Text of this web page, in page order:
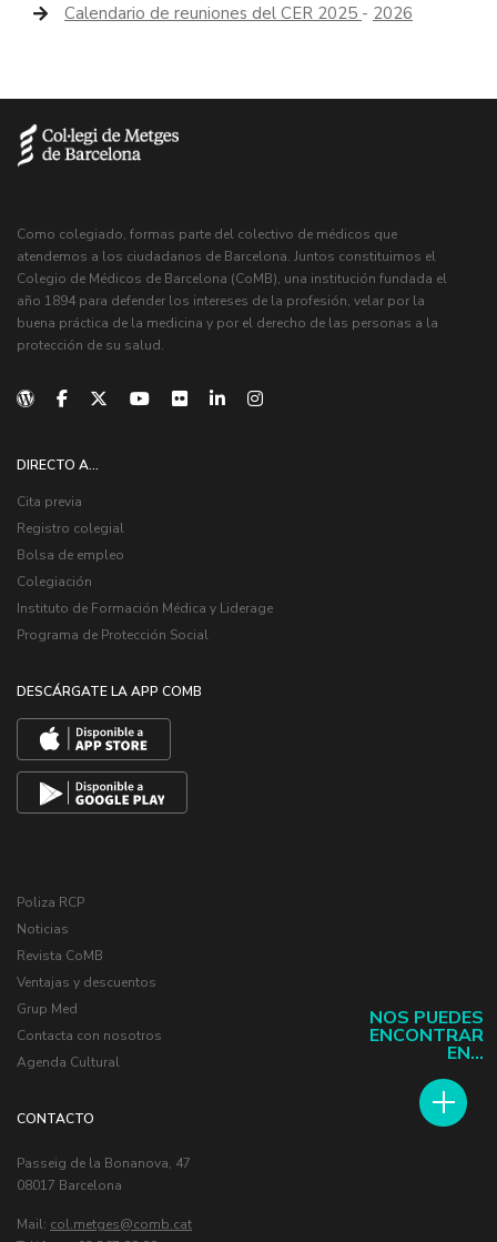
Calendario de reuniones del CER 2025 - 2026
NOS PUEDES
ENCONTRAR
EN...
Como colegiado, formas parte del colectivo de médicos que
atendemos a los ciudadanos de Barcelona. Juntos constituimos el
Colegio de Médicos de Barcelona (CoMB), una institución fundada el
año 1894 para defender los intereses de la profesión, velar por la
buena práctica de la medicina y por el derecho de las personas a la
protección de su salud.
DIRECTO A...
Cita previa
Registro colegial
Bolsa de empleo
Colegiación
Instituto de Formación Médica y Liderage
Programa de Protección Social
DESCÁRGATE LA APP COMB
Poliza RCP
Noticias
Revista CoMB
Ventajas y descuentos
Grup Med
Contacta con nosotros
Agenda Cultural
CONTACTO
Passeig de la Bonanova, 47
08017 Barcelona
Mail: col.metges